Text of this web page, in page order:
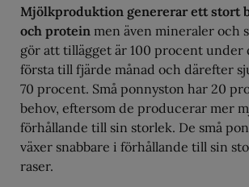
Mjölkproduktion genererar ett stort
och protein men även mineraler och
gör att tillägget är 100 procent under
första till fjärde månad och därefter
70 procent. Små ponnyston har 20
behov, eftersom de producerar mer
förhållande till sin storlek. De små
växer snabbare i förhållande till sin
raser.